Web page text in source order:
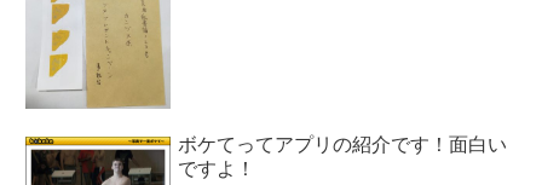
ボケてってアプリの紹介です！面白い
ですよ！